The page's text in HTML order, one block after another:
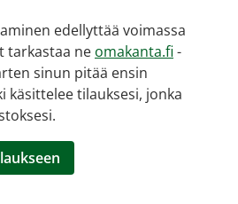
edellyttää voimassa
tarkastaa ne omakanta.fi -
sinun pitää ensin
käsittelee tilauksesi, jonka